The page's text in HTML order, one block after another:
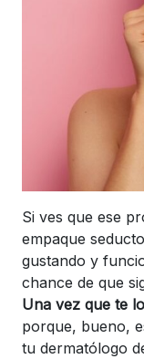
Si ves que ese
empaque
gustando y
chance de que
Una vez que te
porque, bueno,
tu dermatólogo